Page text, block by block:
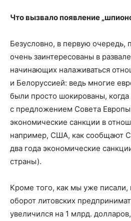
Что вызвало появление
Безусловно, в первую очередь,
очень заинтересованы в
начинающих налаживаться
и Белоруссией: ведь многие
были просто шокированы, когда
с предложением Совета Европы
экономические санкции в
например, США, как сообщают
два года экономические
страны).
Кроме того, как мы уже
оборот литовских
увеличился на 1 млрд.